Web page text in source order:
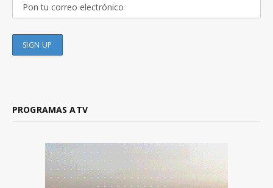
PROGRAMAS ATV